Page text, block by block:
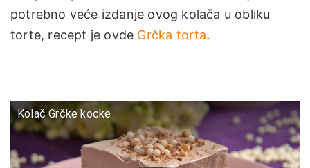
potrebno veće izdanje ovog kolača u obliku
torte, recept je ovde Grčka torta.
Kolač Grčke kocke